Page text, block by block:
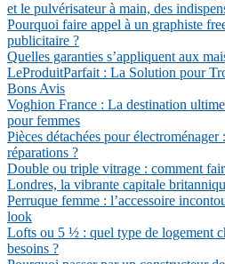
et le pulvérisateur à main, des
Pourquoi faire appel à un graphiste
publicitaire ?
Quelles garanties s’appliquent aux
LeProduitParfait : La Solution pour
Bons Avis
Voghion France : La destination
pour femmes
Pièces détachées pour
réparations ?
Double ou triple vitrage : comment
Londres, la vibrante capitale
Perruque femme : l’accessoire
look
Lofts ou 5 ½ : quel type de logement
besoins ?